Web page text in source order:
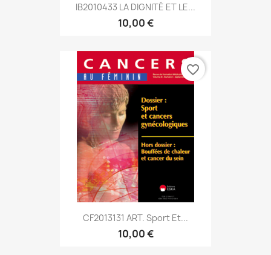
IB2010433 LA DIGNITÉ ET LE...
10,00 €
CF2013131 ART. Sport Et...
10,00 €
favorite_border